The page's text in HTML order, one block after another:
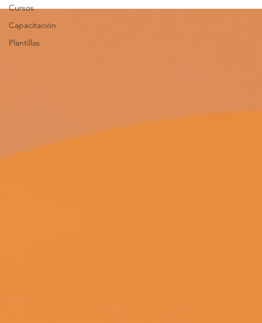
Cursos
Capacitación
Plantillas
asistencia al cliente
Ahorra tiempo y recursos en tu servicio de atención al cliente con la
ayuda de una base de conocimientos.